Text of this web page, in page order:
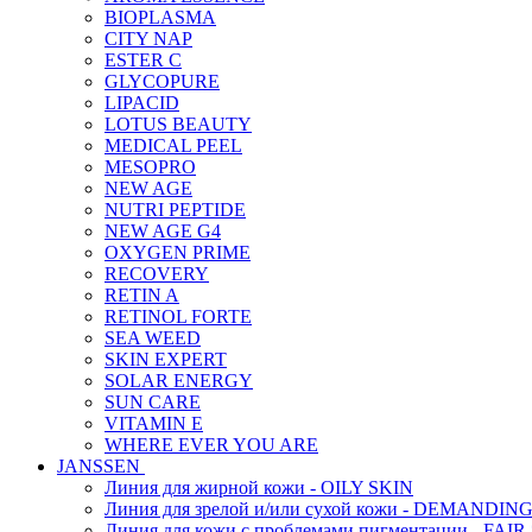
BIOPLASMA
CITY NAP
ESTER C
GLYCOPURE
LIPACID
LOTUS BEAUTY
MEDICAL PEEL
MESOPRO
NEW AGE
NUTRI PEPTIDE
NEW AGE G4
OXYGEN PRIME
RECOVERY
RETIN A
RETINOL FORTE
SEA WEED
SKIN EXPERT
SOLAR ENERGY
SUN CARE
VITAMIN E
WHERE EVER YOU ARE
JANSSEN
Линия для жирной кожи - OILY SKIN
Линия для зрелой и/или сухой кожи -